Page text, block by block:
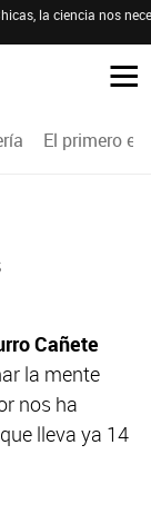
la ciencia nos
El primero en
Cañete
la mente
nos ha
lleva ya 14